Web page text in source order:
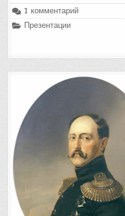
1 комментарийк
записи
Posted
in
Презентации